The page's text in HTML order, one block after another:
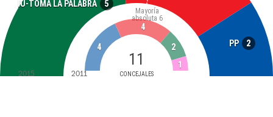
IU-TOMA LA PALABRA 5
PP 2
11
CONCEJALES
Mayoría
absoluta 6
4
4
2
1
2015 2011